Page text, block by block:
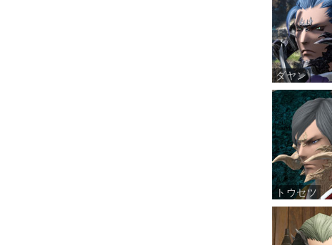
ダヤン
トウセツ